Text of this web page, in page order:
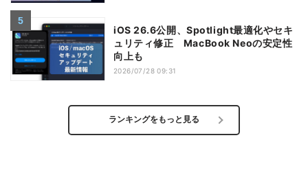
iOS 26.6公開、Spotlight最適化やセキ
ュリティ修正 MacBook Neoの安定性
向上も
2026/07/28 09:31
ランキングをもっと見る